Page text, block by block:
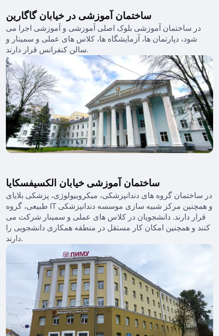
ساختمان آموزشی در خیابان گاگارین
در ساختمان آموزشی بلوک اصلی آموزشی و آموزشی اجرا می
شود، دپارتمان ها، آزمایشگاه ها، کلاس های عملی و سمینار و
سالن کنفرانس قرار دارند.
ساختمان آموزشی خیابان الکسیفسکایا
در ساختمان گروه های دندانپزشکی، میکروبیولوژی، پزشکی بلایای
طبیعی، گروه IT و همچنین مرکز شبیه سازی موسسه دندانپزشکی
قرار دارند. دانشجویان در کلاس های عملی و سمینار شرکت می
کنند و همچنین امکان کار مستقل در منطقه همکاری دانشجویی را
دارند.